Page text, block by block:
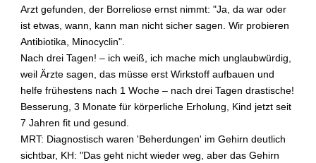
Arzt gefunden, der Borreliose ernst nimmt: "Ja, da war oder
ist etwas, wann, kann man nicht sicher sagen. Wir probieren
Antibiotika, Minocyclin".
Nach drei Tagen! – ich weiß, ich mache mich unglaubwürdig,
weil Ärzte sagen, das müsse erst Wirkstoff aufbauen und
helfe frühestens nach 1 Woche – nach drei Tagen drastische!
Besserung, 3 Monate für körperliche Erholung, Kind jetzt seit
7 Jahren fit und gesund.
MRT: Diagnostisch waren 'Beherdungen' im Gehirn deutlich
sichtbar, KH: "Das geht nicht wieder weg, aber das Gehirn
e
r
o
s
e
?
E
r
h
ö